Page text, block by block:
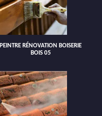
PEINTRE RÉNOVATION BOISERIE
BOIS 05